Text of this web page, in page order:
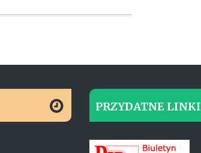
PRZYDATNE LINKI